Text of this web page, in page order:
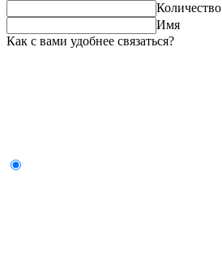
Количество
Имя
Как с вами удобнее связаться?